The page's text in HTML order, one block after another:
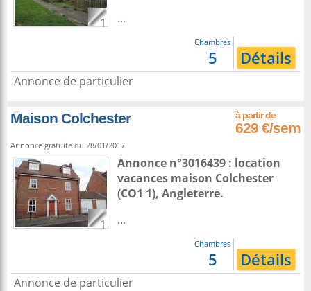
1
...
Chambres
5 Détails
Annonce de particulier
Maison Colchester
629 €/sem
Annonce gratuite du 28/01/2017.
1
Annonce n°3016439 : location
vacances maison Colchester
(CO1 1), Angleterre.
...
Chambres
5 Détails
Annonce de particulier